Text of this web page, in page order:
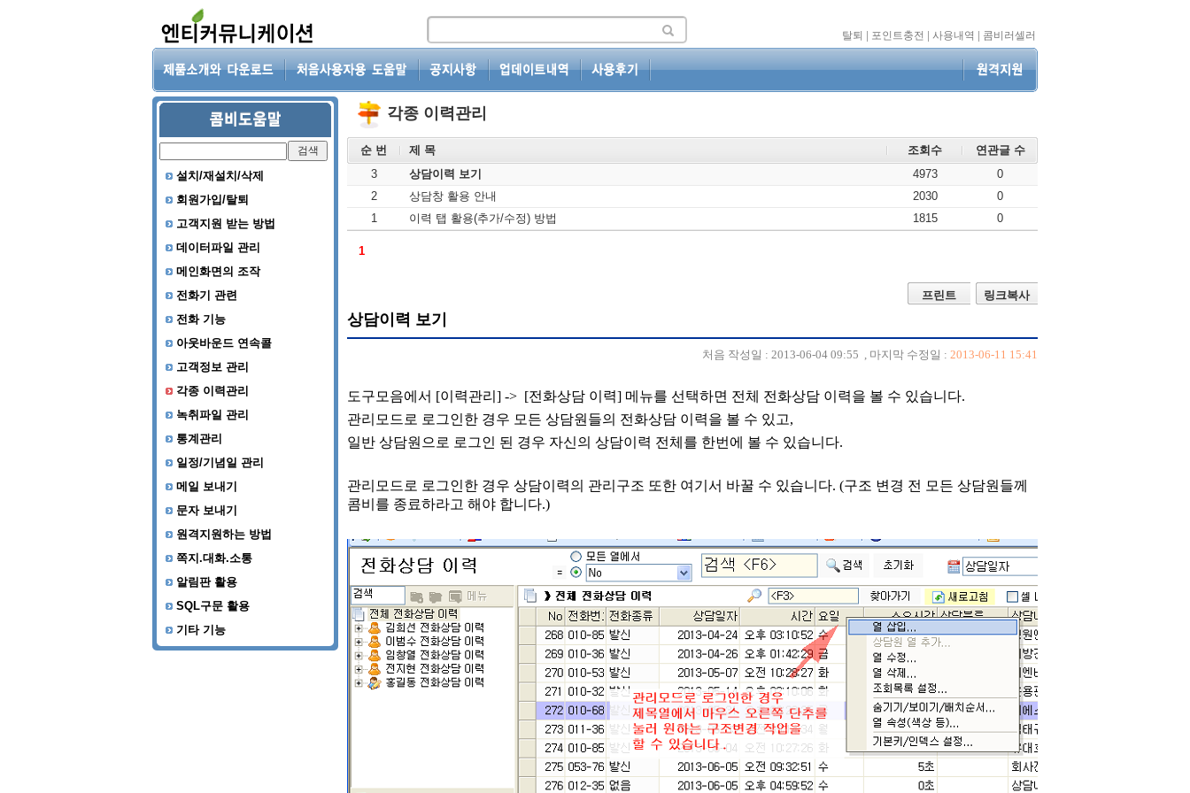
탈퇴 포인트충전 사용내역 콤비러셀러
설치/재설치/삭제
회원가입/탈퇴
고객지원 받는 방법
데이터파일 관리
메인화면의 조작
전화기 관련
전화 기능
아웃바운드 연속콜
고객정보 관리
각종 이력관리
녹취파일 관리
통계관리
일정/기념일 관리
메일 보내기
문자 보내기
원격지원하는 방법
쪽지.대화.소통
알림판 활용
SQL구문 활용
기타 기능
각종 이력관리
순 번 제 목 조회수
연관글 수
3
상담이력 보기 4973
0
2
상담창 활용 안내 2030
0
1
이력 탭 활용(추가/수정) 방법 1815 0
1
프린트 링크복사